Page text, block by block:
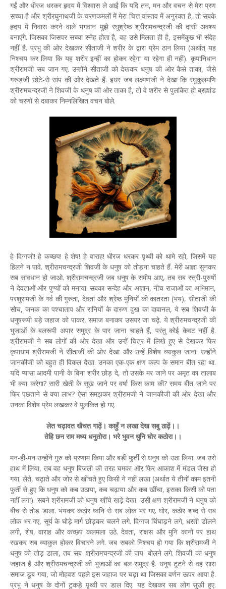
गईं और धीरज धरकर हृदय में विश्वास ले आईं कि यदि तन, मन और वचन से मेरा प्रण
सच्चा है और श्रीरघुनाथजी के चरणकमलों में मेरा चित्त वास्तव में अनुरक्त है, तो सबके
हृदय में निवास करने वाले भगवान मुझे रघुश्रेष्ठ श्रीरामचन्द्रजी की दासी अवश्य
बनाएंगे. जिसका जिसपर सच्चा स्नेह होता है, वह उसे मिलता ही है, इसमेंकुछ भी संदेह
नहीं है. प्रभु की ओर देखकर सीताजी ने शरीर के द्वारा प्रेम ठान लिया (अर्थात् यह
निश्चय कर लिया कि यह शरीर इन्हीं का होकर रहेगा या रहेगा ही नहीं). कृपानिधान
श्रीरामजी सब जान गए. उन्होंने सीताजी को देखकर धनुष की ओर कैसे ताका, जैसे
गरुड़जी छोटे-से सांप की ओर देखते हैं. इधर जब लक्ष्मणजी ने देखा कि रघुकुलमणि
श्रीरामचन्द्रजी ने शिवजी के धनुष की ओर ताका है, तो वे शरीर से पुलकित हो ब्रह्मांड
को चरणों से दबाकर निम्नलिखित वचन बोले.
हे दिग्गजो! हे कच्छप! हे शेष! हे वाराह! धीरज धरकर पृथ्वी को थामे रहो, जिसमें यह
हिलने न पावे. श्रीरामचन्द्रजी शिवजी के धनुष को तोड़ना चाहते हैं. मेरी आज्ञा सुनकर
सब सावधान हो जाओ. श्रीरामचन्द्रजी जब धनुष के समीप आए, तब सब स्त्री-पुरुषों
ने देवताओं और पुण्यों को मनाया. सबका सन्देह और अज्ञान, नीच राजाओं का अभिमान,
परशुरामजी के गर्व की गुरुता, देवता और श्रेष्ठ मुनियों की कातरता (भय), सीताजी की
सोच, जनक का पश्चाताप और रानियों के दारुण दुख का दावानल, ये सब शिवजी के
धनुषरूपी बड़े जहाज को पाकर, समाज बनाकर उसपर जा चढ़े. ये श्रीरामचन्द्रजी की
भुजाओं के बलरूपी अपार समुद्र के पार जाना चाहते हैं, परंतु कोई केवट नहीं है.
श्रीरामजी ने सब लोगों की ओर देखा और उन्हें चित्र में लिखे हुए से देखकर फिर
कृपाधाम श्रीरामजी ने सीताजी की ओर देखा और उन्हें विशेष व्याकुल जाना. उन्होंने
जानकीजी को बहुत ही विकल देखा. उनका एक-एक क्षण कल्प के समान बीत रहा था.
यदि प्यासा आदमी पानी के बिना शरीर छोड़ दे, तो उसके मर जाने पर अमृत का तालाब
भी क्या करेगा? सारी खेती के सूख जाने पर वर्षा किस काम की? समय बीत जाने पर
फिर पछताने से क्या लाभ? ऐसा समझकर श्रीरामजी ने जानकीजी की ओर देखा और
उनका विशेष प्रेम लखकर वे पुलकित हो गए.
लेत चढ़ावत खैचत गाढ़ें। काहुँ न लखा देख सबु ठाढ़ें।।
तेहि छन राम मध्य धनुतोरा। भरे भुवन धुनि घोर कठोरा।।
मन-ही-मन उन्होंने गुरु को प्रणाम किया और बड़ी फुर्ती से धनुष को उठा लिया. जब उसे
हाथ में लिया, तब वह धनुष बिजली की तरह चमका और फिर आकाश में मंडल जैसा हो
गया. लेते, चढ़ाते और जोर से खींचते हुए किसी ने नहीं लखा (अर्थात ये तीनों काम इतनी
फुर्ती से हुए कि धनुष को कब उठाया, कब चढ़ाया और कब खींचा, इसका किसी को पता
नहीं लगा). सबने श्रीरामजी को धनुष खींचे खड़े देखा. उसी क्षण श्रीरामजी ने धनुष को
बीच से तोड़ डाला. भंयकर कठोर ध्वनि से सब लोक भर गए. घोर, कठोर शब्द से सब
लोक भर गए, सूर्य के घोड़े मार्ग छोड़कर चलने लगे. दिग्गज चिंघाड़ने लगे, धरती डोलने
लगी, शेष, वाराह और कच्छप कलमला उठे. देवता, राक्षस और मुनि कानों पर हाथ
रखकर सब व्याकुल होकर विचारने लगे. जब सबको निश्चय हो गया कि श्रीरामजी ने
धनुष को तोड़ डाला, तब सब 'श्रीरामचन्द्रजी की जय' बोलने लगे. शिवजी का धनुष
जहाज है और श्रीरामचन्द्रजी की भुजाओं का बल समुद्र है. धनुष टूटने से वह सारा
समाज डूब गया, जो मोहवश पहले इस जहाज पर चढ़ा था जिसका वर्णन ऊपर आया है.
प्रभु ने धनुष के दोनों टुकड़े पृथ्वी पर डाल दिए. यह देखकर सब लोग सुखी हुए.